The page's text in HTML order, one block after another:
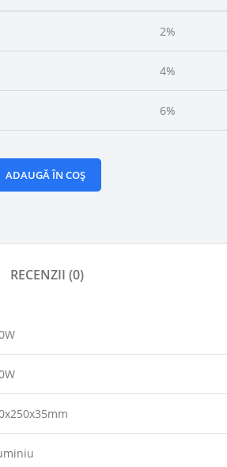
2%
4%
6%
ADAUGĂ ÎN COȘ
RECENZII (0)